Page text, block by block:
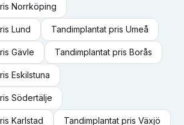
Norrköping
Lund Tandimplantat pris Umeå
Gävle Tandimplantat pris Borås
Eskilstuna
Södertälje
Karlstad Tandimplantat pris Växjö